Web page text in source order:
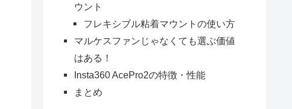
ウント
フレキシブル粘着マウントの使い方
マルケスファンじゃなくても選ぶ価値
はある！
Insta360 AcePro2の特徴・性能
まとめ